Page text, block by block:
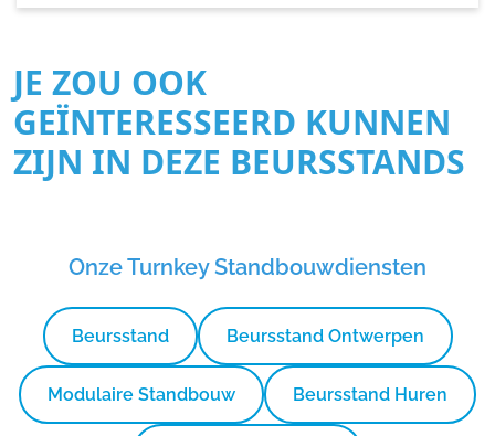
JE ZOU OOK
GEÏNTERESSEERD KUNNEN
ZIJN IN DEZE BEURSSTANDS
Onze Turnkey Standbouwdiensten
Beursstand Beursstand Ontwerpen
Modulaire Standbouw Beursstand Huren